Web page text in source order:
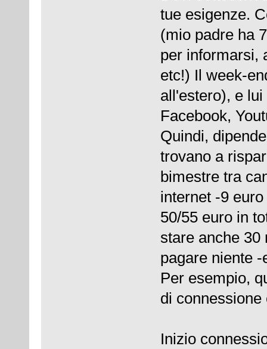
tue esigenze.
(mio padre ha
per informarsi,
etc!) Il week-
all'estero), e
Facebook,
Quindi,
trovano a
bimestre tra
internet -9
50/55 euro in
stare anche 30
pagare niente
Per esempio,
di
Inizio